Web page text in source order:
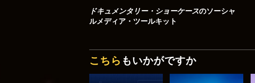
ドキュメンタリー・ショーケースのソーシャ
ルメディア・ツールキット
こちら もいかがですか